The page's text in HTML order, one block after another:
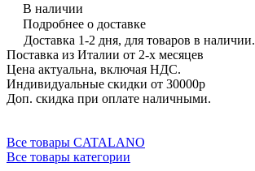
В наличии
Подробнее о доставке
Доставка 1-2 дня, для товаров в наличии.
Поставка из Италии от 2-х месяцев
Цена актуальна, включая НДС.
Индивидуальные скидки от 30000р
Доп. скидка при оплате наличными.
Все товары CATALANO
Все товары категории